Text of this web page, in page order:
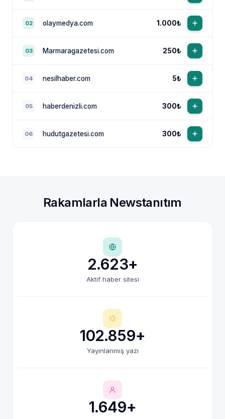
02 olaymedya.com 1.000₺
03 Marmaragazetesi.com 250₺
04 nesilhaber.com 5₺
05 haberdenizli.com 300₺
06 hudutgazetesi.com 300₺
Rakamlarla Newstanıtım
2.623+
Aktif haber sitesi
102.859+
Yayınlanmış yazı
1.649+